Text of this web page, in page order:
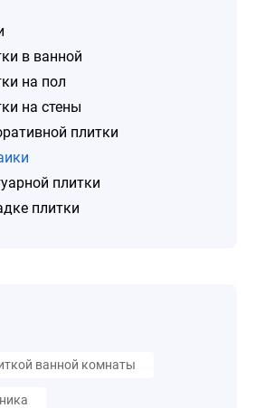
в ванной
на пол
на стены
плитки
плитки
плитки
ванной комнаты